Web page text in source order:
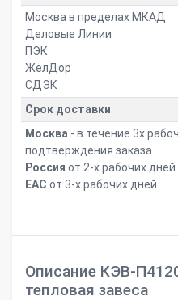
Москва в пределах МКАД
Деловые Линии
ПЭК
ЖелДор
СДЭК
Срок доставки
Москва - в течение 3х
подтверждения заказа
Россия от 2-х рабочих дней
ЕАС от 3-х рабочих дней
Описание КЭВ-
тепловая завеса